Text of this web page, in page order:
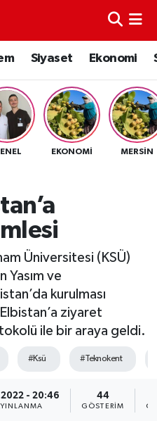
Siyaset Ekonomi
EKONOMI MERSIN
Üniversitesi (KSÜ)
Yasım ve
kurulması
ziyaret
ile bir araya geldi.
#Ksü #Teknokent
- 20:46 44
GÖSTERIM
Durumu ve Fikstür